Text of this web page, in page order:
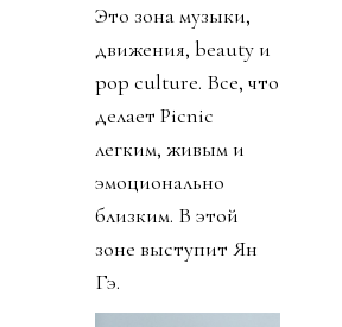
Это зона музыки,
движения, beauty и
pop culture. Все, что
делает Picnic
легким, живым и
эмоционально
близким. В этой
зоне выступит Ян
Гэ.